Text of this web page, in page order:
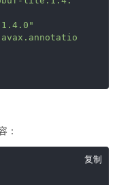
：
复制